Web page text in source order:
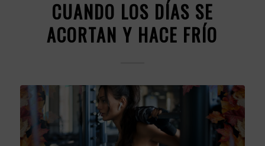
CUANDO LOS DÍAS SE
ACORTAN Y HACE FRÍO